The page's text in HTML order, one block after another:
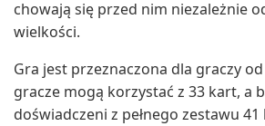
chowają się przed nim niezależnie
wielkości.
Gra jest przeznaczona dla graczy od
gracze mogą korzystać z 33 kart, a
doświadczeni z pełnego zestawu 41